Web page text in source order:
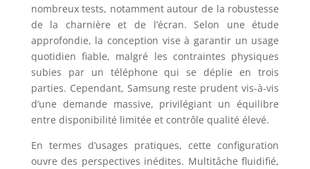
nombreux tests, notamment autour de la robustesse
de la charnière et de l’écran. Selon une étude
approfondie, la conception vise à garantir un usage
quotidien fiable, malgré les contraintes physiques
subies par un téléphone qui se déplie en trois
parties. Cependant, Samsung reste prudent vis-à-vis
d’une demande massive, privilégiant un équilibre
entre disponibilité limitée et contrôle qualité élevé.
En termes d’usages pratiques, cette configuration
ouvre des perspectives inédites. Multitâche fluidifié,